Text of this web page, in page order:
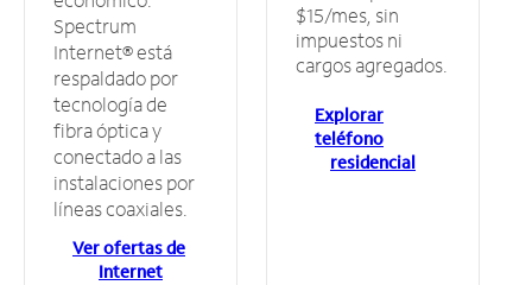
Spectrum
Internet® está
respaldado por
tecnología de
fibra óptica y
conectado a las
instalaciones por
líneas coaxiales.
Ver ofertas de
Internet
$15/mes, sin
impuestos ni
cargos agregados.
Explorar
teléfono
residencial